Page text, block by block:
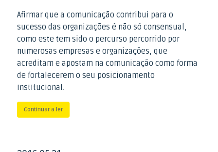
Afirmar que a comunicação contribui para o
sucesso das organizações é não só consensual,
como este tem sido o percurso percorrido por
numerosas empresas e organizações, que
acreditam e apostam na comunicação como forma
de fortalecerem o seu posicionamento
institucional.
Continuar a ler